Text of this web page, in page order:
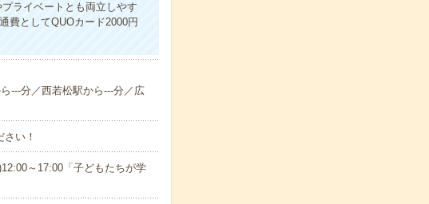
ライベートとも両立しやす
費としてQUOカード2000円
---分／西若松駅から---分／広
い！
～17:00「子どもたちが学